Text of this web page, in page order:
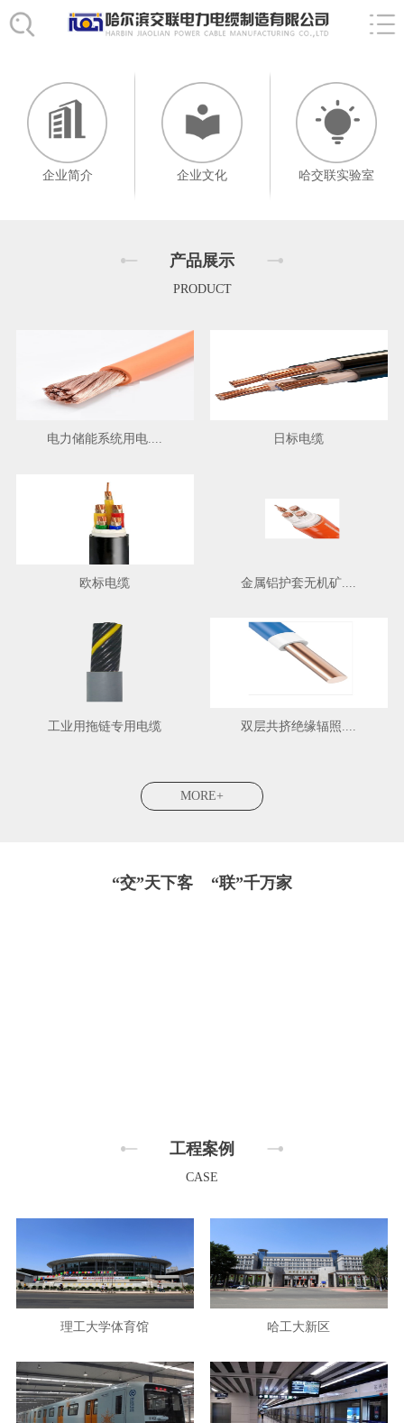
企业简介 企业文化 哈交联实验室
产品展示
PRODUCT
电力储能系统用电.... 日标电缆
欧标电缆 金属铝护套无机矿....
工业用拖链专用电缆 双层共挤绝缘辐照....
MORE+
“交”天下客 “联”千万家
工程案例
CASE
理工大学体育馆 哈工大新区